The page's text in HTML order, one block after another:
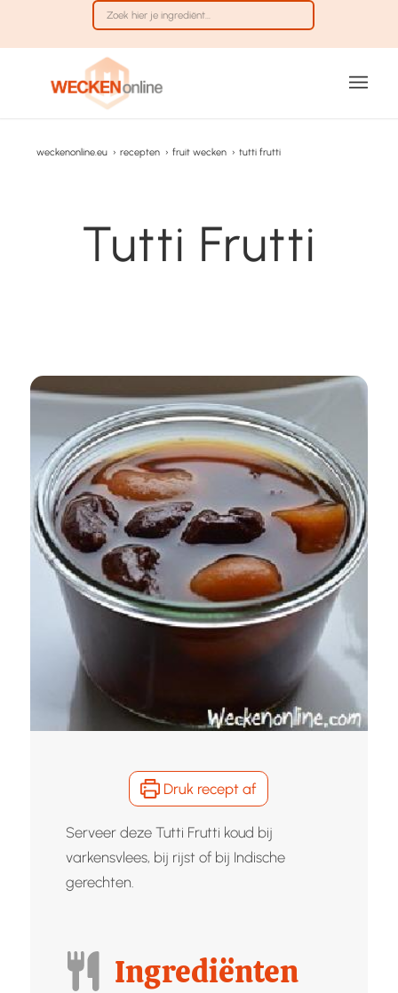
weckenonline.eu › recepten › fruit wecken › tutti frutti
Tutti Frutti
Druk recept af
Serveer deze Tutti Frutti koud bij
varkensvlees, bij rijst of bij Indische
gerechten.
Ingrediënten